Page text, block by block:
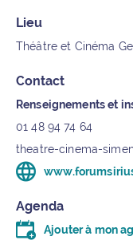
Lieu
Théâtre et Cinéma
Contact
Renseignements et
01 48 94 74 64
theatre-cinema-
(ouvre un nouvel
Agenda
Ajouter à mon
Télécharger le fichier